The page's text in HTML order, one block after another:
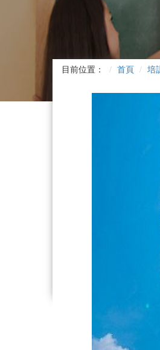
目前位置： 首頁 培